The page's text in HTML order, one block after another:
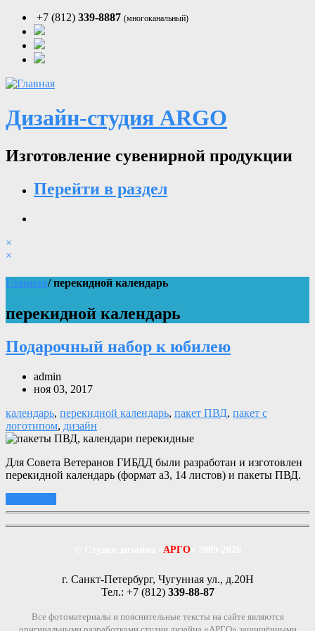
+7 (812) 339-8887 (многоканальный)
Дизайн-студия ARGO
Изготовление сувенирной продукции
Перейти в раздел
×
×
Главная/ перекидной календарь
перекидной календарь
Подарочный набор к юбилею
admin
ноя 03, 2017
календарь, перекидной календарь, пакет ПВД, пакет с
логотипом, дизайн
Для Совета Ветеранов ГИБДД были разработан и изготовлен
перекидной календарь (формат а3, 14 листов) и пакеты ПВД.
АРГО» 2009-2026
г. Санкт-Петербург, Чугунная ул., д.20Н
Тел.: +7 (812) 339-88-87
Все фотоматериалы и пояснительные тексты на сайте являются